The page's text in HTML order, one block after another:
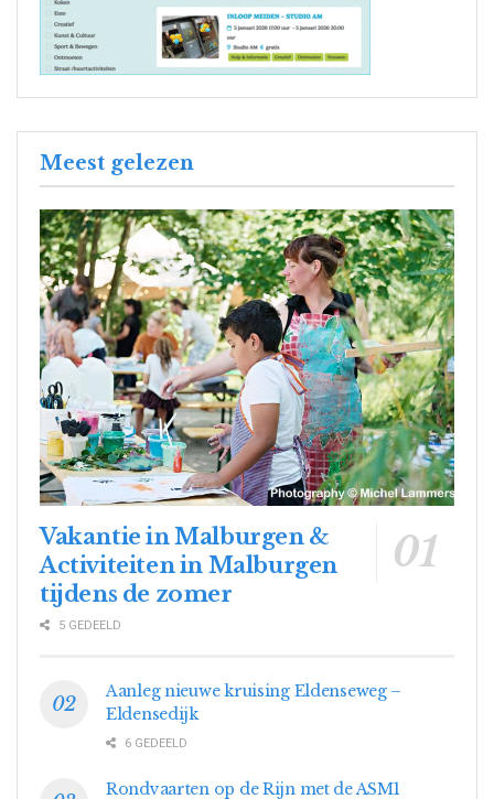
Meest gelezen
Vakantie in Malburgen &
Activiteiten in Malburgen
tijdens de zomer
5 GEDEELD
Aanleg nieuwe kruising Eldenseweg –
Eldensedijk
6 GEDEELD
Rondvaarten op de Rijn met de ASM1